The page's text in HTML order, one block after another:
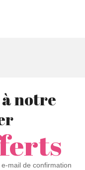
notre
mail de confirmation